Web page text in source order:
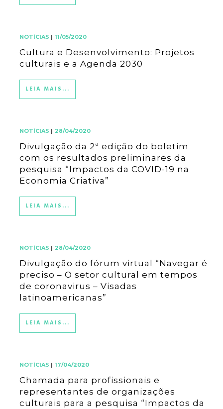
NOTÍCIAS | 11/05/2020
Cultura e Desenvolvimento: Projetos
culturais e a Agenda 2030
LEIA MAIS...
NOTÍCIAS | 28/04/2020
Divulgação da 2ª edição do boletim
com os resultados preliminares da
pesquisa “Impactos da COVID-19 na
Economia Criativa”
LEIA MAIS...
NOTÍCIAS | 28/04/2020
Divulgação do fórum virtual “Navegar é
preciso – O setor cultural em tempos
de coronavirus – Visadas
latinoamericanas”
LEIA MAIS...
NOTÍCIAS | 17/04/2020
Chamada para profissionais e
representantes de organizações
culturais para a pesquisa “Impactos da